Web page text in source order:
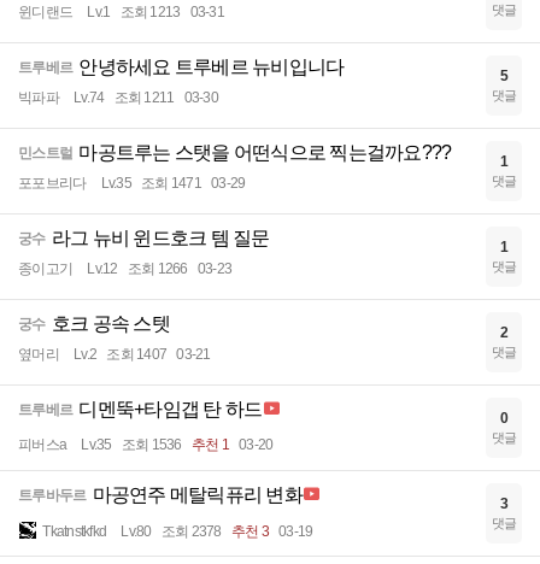
윈디랜드 Lv.1 조회 1213 03-31 댓글
트루베르 안녕하세요 트루베르 뉴비입니다
빅파파 Lv.74 조회 1211 03-30
5
댓글
민스트럴 마공트루는 스탯을 어떤식으로 찍는걸까요???
포포브리다 Lv.35 조회 1471 03-29
1
댓글
궁수 라그 뉴비 윈드호크 템 질문
종이고기 Lv.12 조회 1266 03-23
1
댓글
궁수 호크 공속 스텟
옆머리 Lv.2 조회 1407 03-21
2
댓글
트루베르 디멘뚝+타임갭 탄 하드
피버스a Lv.35 조회 1536 추천 1 03-20
0
댓글
트루바두르 마공연주 메탈릭퓨리 변화
Tkatnstkfkd Lv.80 조회 2378 추천 3 03-19
3
댓글